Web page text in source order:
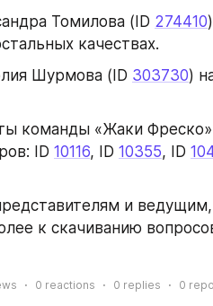
Томилова (ID 274410
качествах.
Шурмова (ID 303730)
команды «Жаки
ID 10116, ID 10355, ID
и ведущим,
к скачиванию
0 reactions 0 replies 0